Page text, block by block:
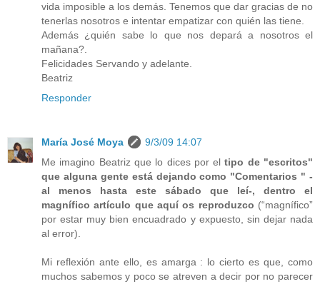
vida imposible a los demás. Tenemos que dar gracias de no
tenerlas nosotros e intentar empatizar con quién las tiene.
Además ¿quién sabe lo que nos depará a nosotros el
mañana?.
Felicidades Servando y adelante.
Beatriz
Responder
María José Moya
9/3/09 14:07
Me imagino Beatriz que lo dices por eltipo de "escritos"
que alguna gente está dejando como "Comentarios " -
al menos hasta este sábado que leí-, dentro el
magnífico artículo que aquí os reproduzco (“magnífico”
por estar muy bien encuadrado y expuesto, sin dejar nada
al error).
Mi reflexión ante ello, es amarga : lo cierto es que, como
muchos sabemos y poco se atreven a decir por no parecer